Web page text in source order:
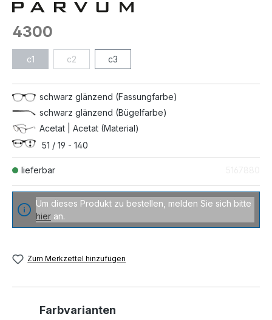
lieferbar
4300
c1 c2 c3
schwarz glänzend (Fassungfarbe)
schwarz glänzend (Bügelfarbe)
Acetat | Acetat (Material)
51 / 19 - 140
Um dieses Produkt zu bestellen, melden Sie sich bitte
hier an.
Zum Merkzettel hinzufügen
Produktgalerie überspringen
Farbvarianten